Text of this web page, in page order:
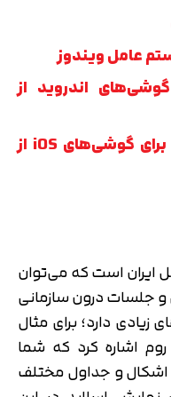
عامل ویندوز
گوشی‌های اندروید از
دانلود رایگان نرم‌افزار ترلو برای گوشی‌های iOS از
ایران است که می‌توان
و جلسات درون سازمانی
زیادی دارد؛ برای مثال
اشاره کرد که شما
اشکال و جداول مختلف